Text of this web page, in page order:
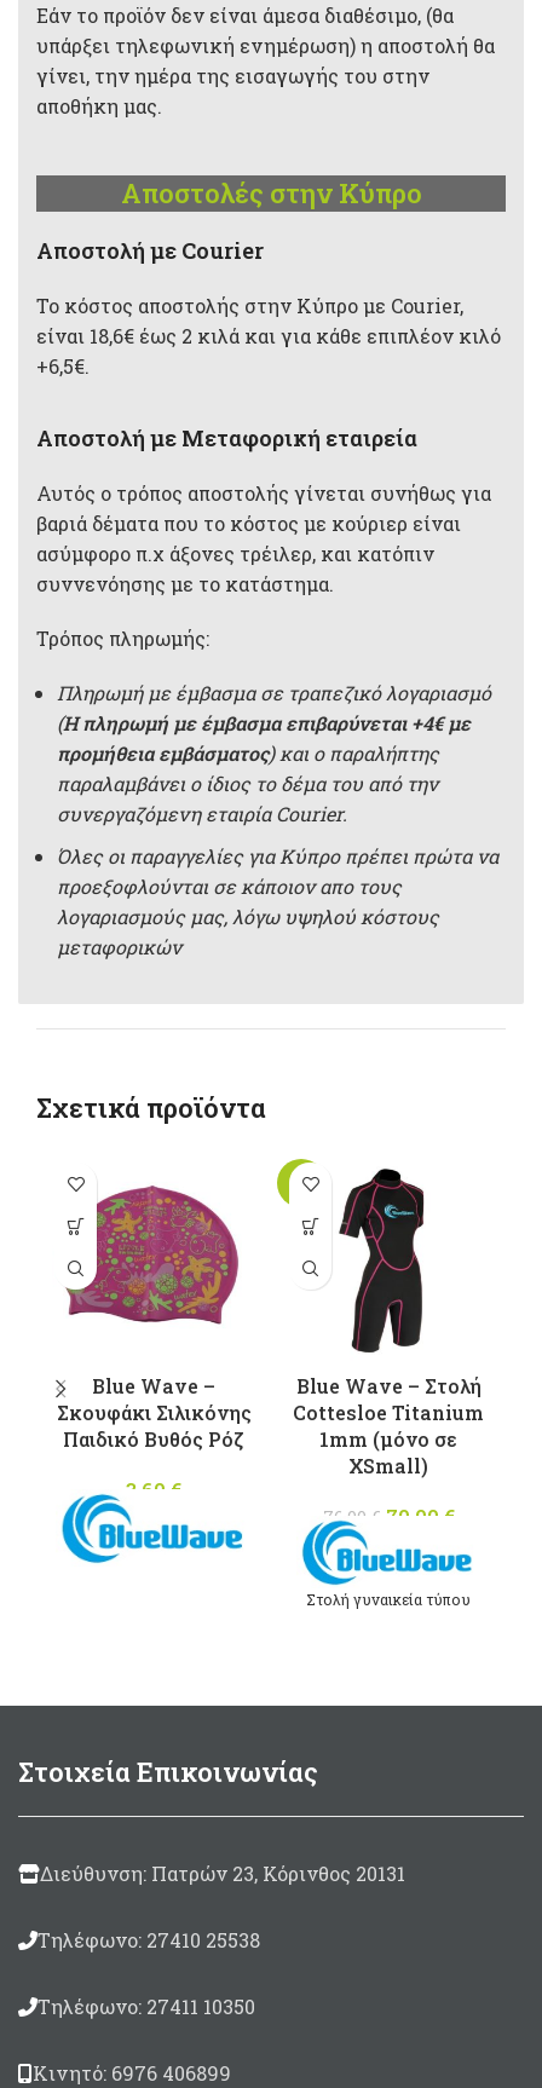
Εάν το προϊόν δεν είναι άμεσα διαθέσιμο, (θα
υπάρξει τηλεφωνική ενημέρωση) η αποστολή θα
γίνει, την ημέρα της εισαγωγής του στην
αποθήκη μας.
Αποστολές στην Κύπρο
Aποστολή με Courier
Το κόστος αποστολής στην Κύπρο με Courier,
είναι 18,6€ έως 2 κιλά και για κάθε επιπλέον κιλό
+6,5€.
Αποστολή με Μεταφορική εταιρεία
Αυτός ο τρόπος αποστολής γίνεται συνήθως για
βαριά δέματα που το κόστος με κούριερ είναι
ασύμφορο π.χ άξονες τρέιλερ, και κατόπιν
συννενόησης με το κατάστημα.
Τρόπος πληρωμής:
Πληρωμή με έμβασμα σε τραπεζικό λογαριασμό
(Η πληρωμή με έμβασμα επιβαρύνεται +4€ με
προμήθεια εμβάσματος) και ο παραλήπτης
παραλαμβάνει ο ίδιος το δέμα του από την
συνεργαζόμενη εταιρία Courier.
Όλες οι παραγγελίες για Κύπρο πρέπει πρώτα να
προεξοφλούνται σε κάποιον απο τους
λογαριασμούς μας, λόγω υψηλού κόστους
μεταφορικών
Σχετικά προϊόντα
Blue Wave –
Σκουφάκι Σιλικόνης
Παιδικό Βυθός Ρόζ
3,60 €
-8%
Blue Wave – Στολή
Cottesloe Titanium
1mm (μόνο σε
ΧSmall)
76,00 €
Original
price was:
76,00 €.
70,00 €
Στολή γυναικεία τύπου
Quick Dry Κατάλληλη γιά
Στοιχεία Επικοινωνίας
Διεύθυνση: Πατρών 23, Κόρινθος 20131
Τηλέφωνο: 27410 25538
Τηλέφωνο: 27411 10350
Κινητό: 6976 406899